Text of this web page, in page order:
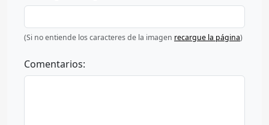
(Si no entiende los caracteres de la imagen recargue la página)
Comentarios: